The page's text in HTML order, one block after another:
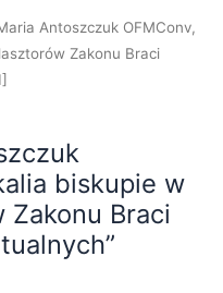
Antoszczuk OFMConv,
Zakonu Braci
biskupie w
Braci